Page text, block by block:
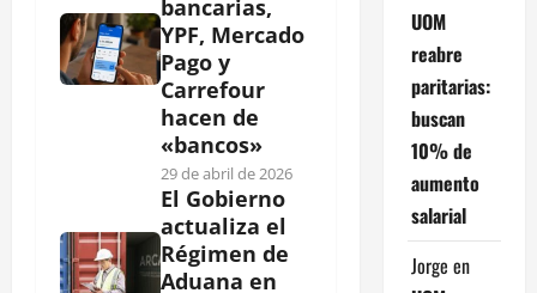
bancarias,
YPF, Mercado
Pago y
Carrefour
hacen de
«bancos»
29 de abril de 2026
El Gobierno
actualiza el
Régimen de
Aduana en
UOM
reabre
paritarias:
buscan
10% de
aumento
salarial
Jorge en